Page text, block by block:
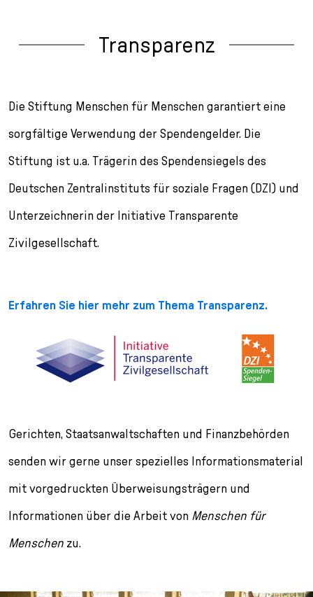
Transparenz
Die Stiftung Menschen für Menschen garantiert eine
sorgfältige Verwendung der Spendengelder. Die
Stiftung ist u.a. Trägerin des Spendensiegels des
Deutschen Zentralinstituts für soziale Fragen (DZI) und
Unterzeichnerin der Initiative Transparente
Zivilgesellschaft.
Erfahren Sie hier mehr zum Thema Transparenz.
Gerichten, Staatsanwaltschaften und Finanzbehörden
senden wir gerne unser spezielles Informationsmaterial
mit vorgedruckten Überweisungsträgern und
Informationen über die Arbeit von Menschen für
Menschen zu.